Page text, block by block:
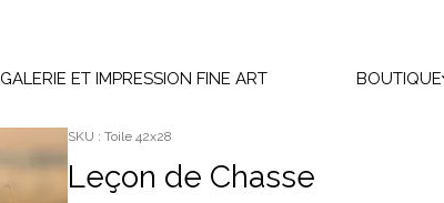
GALERIE ET IMPRESSION FINE ART BOUTIQUE
SKU : Toile 42x28
Leçon de Chasse